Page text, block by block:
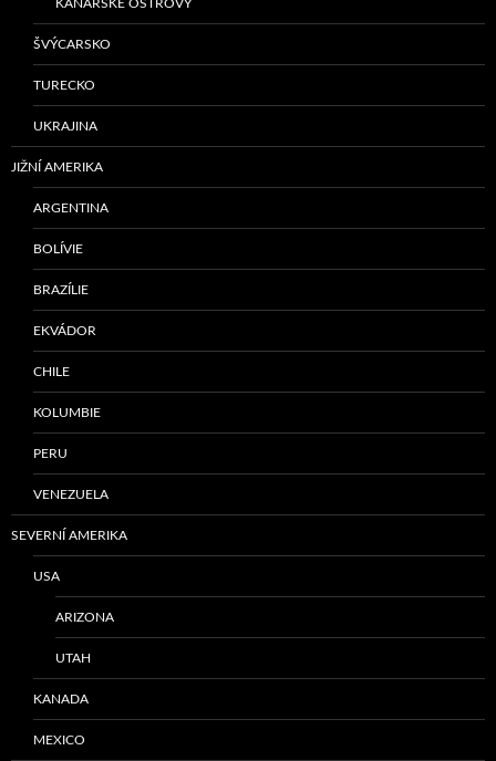
KANÁRSKÉ OSTROVY
ŠVÝCARSKO
TURECKO
UKRAJINA
JIŽNÍ AMERIKA
ARGENTINA
BOLÍVIE
BRAZÍLIE
EKVÁDOR
CHILE
KOLUMBIE
PERU
VENEZUELA
SEVERNÍ AMERIKA
USA
ARIZONA
UTAH
KANADA
MEXICO